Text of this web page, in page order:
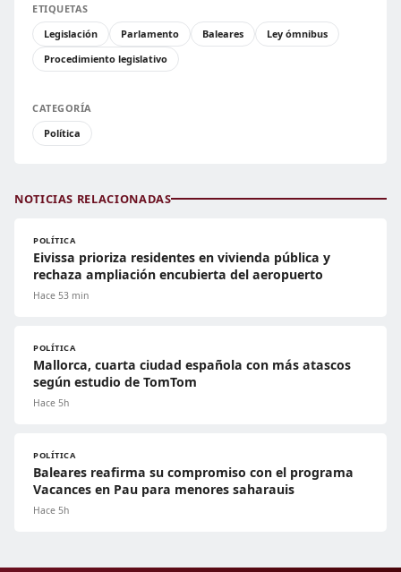
ETIQUETAS
Legislación
Parlamento Baleares
Ley ómnibus
Procedimiento legislativo
CATEGORÍA
Política
NOTICIAS RELACIONADAS
POLÍTICA
Eivissa prioriza residentes en vivienda pública y
rechaza ampliación encubierta del aeropuerto
Hace 53 min
POLÍTICA
Mallorca, cuarta ciudad española con más atascos
según estudio de TomTom
Hace 5h
POLÍTICA
Baleares reafirma su compromiso con el programa
Vacances en Pau para menores saharauis
Hace 5h